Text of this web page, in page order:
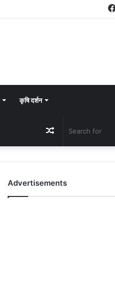
कृषि दर्शन
Random
Article
Advertisements